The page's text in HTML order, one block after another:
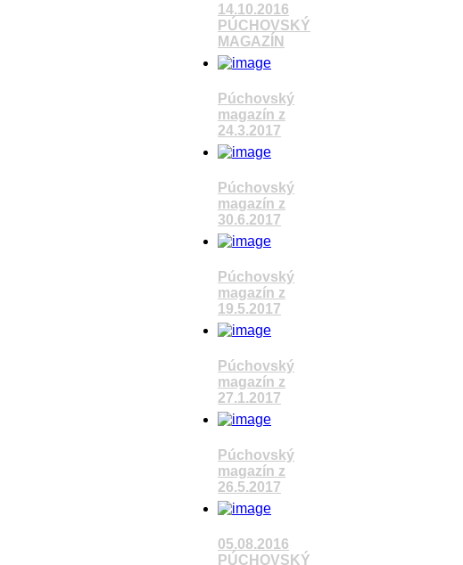
14.10.2016
PÚCHOVSKÝ
MAGAZÍN
Púchovský
magazín z
24.3.2017
Púchovský
magazín z
30.6.2017
Púchovský
magazín z
19.5.2017
Púchovský
magazín z
27.1.2017
Púchovský
magazín z
26.5.2017
05.08.2016
PÚCHOVSKÝ